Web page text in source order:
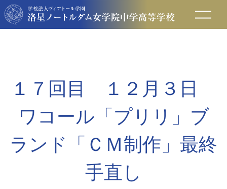
保護者の方へ
卒業生の方へ
入試情報
１７回目 １２月３日
ワコール「プリリ」ブ
ランド「ＣＭ制作」最終
手直し